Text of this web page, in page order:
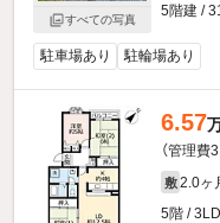
すべての写真
5階建 /
駐車場あり 駐輪場あり
6.57
（管理費
敷 2.0ヶ
5階 /